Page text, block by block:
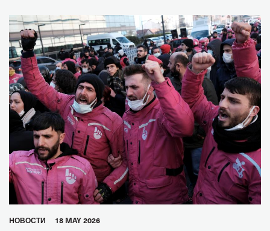
HОВОСТИ 18 MAY 2026